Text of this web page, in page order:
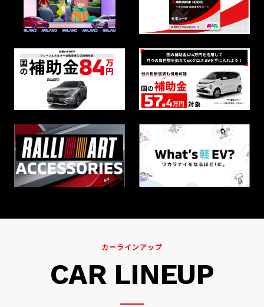
新型『デリカミニ』、『eKスペース』が2026年次「RJC カー オブ
ザ イヤー」を受賞しました
2025.10.15
新型『デリカミニ』、新型『デスティネーター』、『デリカ』シリ
ーズが「2025年度グッドデザイン賞」の各部門を受賞しました
2025.10.15
11.9東京ビックサイトにて開催中！
2025.9.25
1トンピックアップトラック『トライトン』に特別仕様車「BLACK
Edition」が登場します
軽スーパーハイトワゴンの新型『デリカミニ』、 『eKスペース』を
新型軽スーパーハイトワゴン『デリカミニ』と『eKスペース』の予
約注文を本日より受付開始しました
カーラインアップ
CAR LINEUP